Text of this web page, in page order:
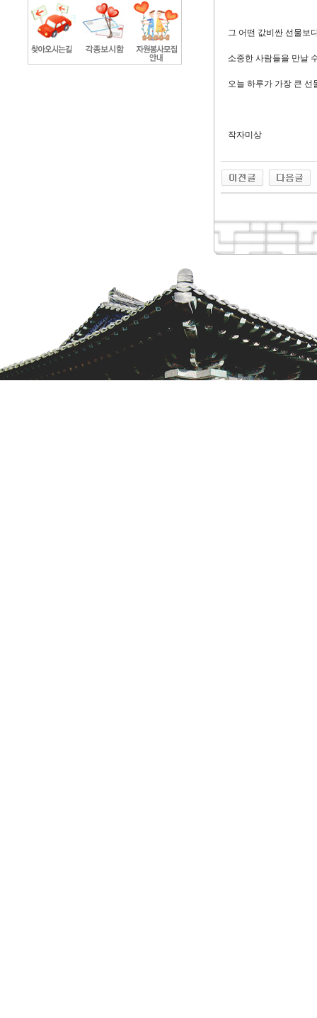
그 어떤 값비싼 선물보
소중한 사람들을 만날
오늘 하루가 가장 큰 선
작자미상